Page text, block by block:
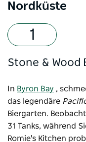
Nordküste
Stone & Wood
In Byron Bay ,
das legendäre
Biergarten.
31 Tanks, während
Romie's Kitchen